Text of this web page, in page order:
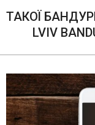
ТАКОЇ
LVIV